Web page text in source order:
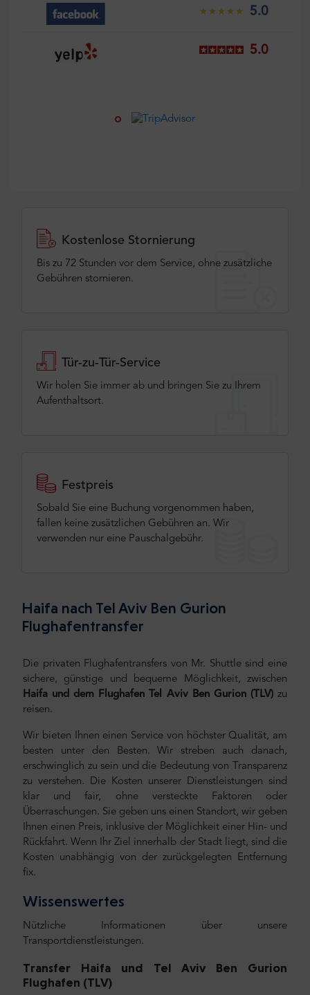
5.0
5.0
Kostenlose Stornierung
Bis zu 72 Stunden vor dem Service, ohne zusätzliche
Gebühren stornieren.
Tür-zu-Tür-Service
Wir holen Sie immer ab und bringen Sie zu Ihrem
Aufenthaltsort.
Festpreis
Sobald Sie eine Buchung vorgenommen haben,
fallen keine zusätzlichen Gebühren an. Wir
verwenden nur eine Pauschalgebühr.
Haifa nach Tel Aviv Ben Gurion
Flughafentransfer
Die privaten Flughafentransfers von Mr. Shuttle sind eine
sichere, günstige und bequeme Möglichkeit, zwischen
Haifa und dem Flughafen Tel Aviv Ben Gurion (TLV)zu
reisen.
Wir bieten Ihnen einen Service von höchster Qualität, am
besten unter den Besten. Wir streben auch danach,
erschwinglich zu sein und die Bedeutung von Transparenz
zu verstehen. Die Kosten unserer Dienstleistungen sind
klar und fair, ohne versteckte Faktoren oder
Überraschungen. Sie geben uns einen Standort, wir geben
Ihnen einen Preis, inklusive der Möglichkeit einer Hin- und
Rückfahrt. Wenn Ihr Ziel innerhalb der Stadt liegt, sind die
Kosten unabhängig von der zurückgelegten Entfernung
fix.
Wissenswertes
Nützliche Informationen über unsere
Transportdienstleistungen.
Transfer Haifa und Tel Aviv Ben Gurion
Flughafen (TLV)